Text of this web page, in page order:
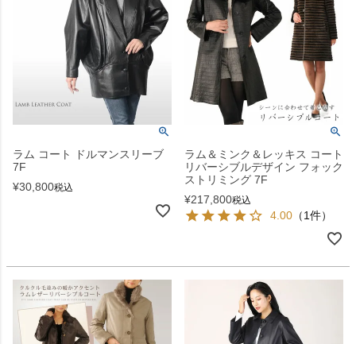
ラム コート ドルマンスリーブ
7F
¥30,800税込
ラム＆ミンク＆レッキス コート
リバーシブルデザイン フォック
ストリミング 7F
¥217,800税込
4.00 （1件）